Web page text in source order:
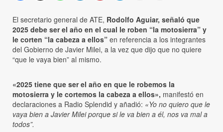
El secretario general de ATE, Rodolfo Aguiar, señaló que
2025 debe ser el año en el cual le roben “la motosierra” y
le corten “la cabeza a ellos” en referencia a los integrantes
del Gobierno de Javier Milei, a la vez que dijo que no quiere
“que le vaya bien” al mismo.
«2025 tiene que ser el año en que le robemos la
motosierra y le cortemos la cabeza a ellos», manifestó en
declaraciones a Radio Splendid y añadió: «Yo no quiero que le
vaya bien a Javier Milei porque si le va bien a él, nos va mal a
todos”.